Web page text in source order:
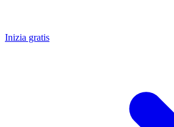
Inizia gratis